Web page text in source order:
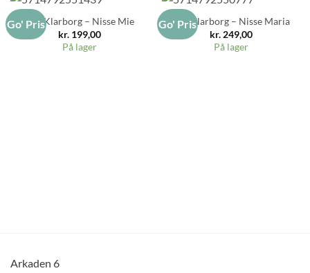
Go' PrisEtly Klarborg – Nisse Mie
kr.199,00
På lager
Go' Pris
Etly Klarborg – Nisse Maria
kr.249,00
På lager
Arkaden 6